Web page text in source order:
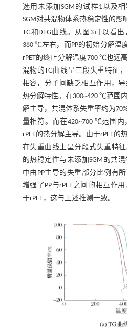
选用未添加SGM的试样1以及
SGM对共混物体系热稳定性的影
TG和DTG曲线。从 图3 可以看出
380 ℃左右，而PP的初始分解温
rPET的终止分解温度700 ℃也远
混物的TG曲线呈三段失重特征
相容，分子间缺乏相互作用，
热分解特性。在300~420 ℃范围
解主导，共混体系失重率约为
量相符。而在420~700 ℃范围
rPET的热分解主导。由于rPET的
在失重曲线上呈分段式失重特
的热稳定性与未添加SGM的共
中由PP主导的失重部分比例有
增强了PP与rPET之间的相互作
于rPET，这与上述推测一致。